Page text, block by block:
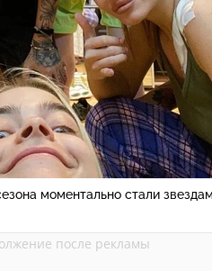
моментально стали